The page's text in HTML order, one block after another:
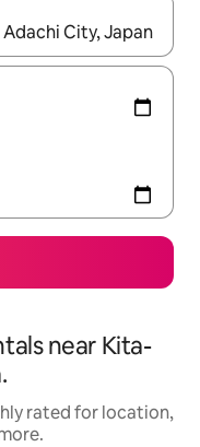
with up and down arrow
near Kita-
rated for location,